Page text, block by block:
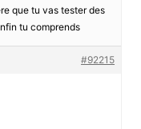
que tu vas tester des
tu comprends
#92215